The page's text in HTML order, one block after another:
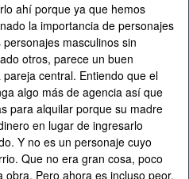
ahí porque ya que hemos
la importancia de personajes
masculinos sin
otros, parece un buen
central. Entiendo que el
algo más de agencia así que
para alquilar porque su madre
en lugar de ingresarlo
Y no es un personaje cuyo
Que no era gran cosa, poco
Pero ahora es incluso peor.